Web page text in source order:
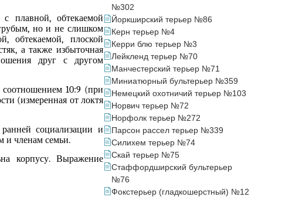
плавной, обтекаемой
ым, но и не слишком
обтекаемой, плоской
а также избыточная
друг с другом
10:9 (при
(измеренная от локтя
раннейсоциализации и
и членам семьи.
корпусу. Выражение
№302
Йоркширский терьер №86
Керн терьер №4
Керри блю терьер №3
Лейкленд терьер №70
Манчестерский терьер №71
Миниатюрный бультерьер №359
Немецкий охотничий терьер №103
Норвич терьер №72
Норфолк терьер №272
Парсон рассел терьер №339
Силихем терьер №74
Скай терьер №75
Стаффордширский бультерьер
№76
Фокстерьер (гладкошерстный) №12